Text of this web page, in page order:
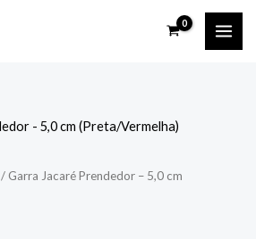
/ Garra Jacaré Prendedor – 5,0 cm